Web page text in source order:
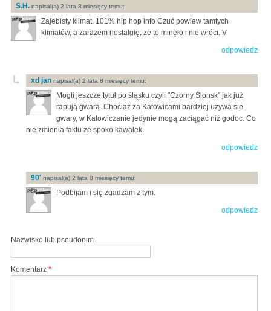
S.H. napisal(a) 2 lata 8 miesięcy temu:
Zajebisty klimat. 101% hip hop info Czuć powiew tamtych
klimatów, a zarazem nostalgię, że to minęło i nie wróci. V
odpowiedz
xd jan napisal(a) 2 lata 8 miesięcy temu:
Mogli jeszcze tytuł po śląsku czyli "Czorny Ślonsk" jak już
rapują gwarą. Chociaż za Katowicami bardziej używa się
gwary, w Katowiczanie jedynie mogą zaciągać niż godoc. Co
nie zmienia faktu że spoko kawałek.
odpowiedz
90' napisal(a) 2 lata 8 miesięcy temu:
Podbijam i się zgadzam z tym.
odpowiedz
Nazwisko lub pseudonim
Komentarz *